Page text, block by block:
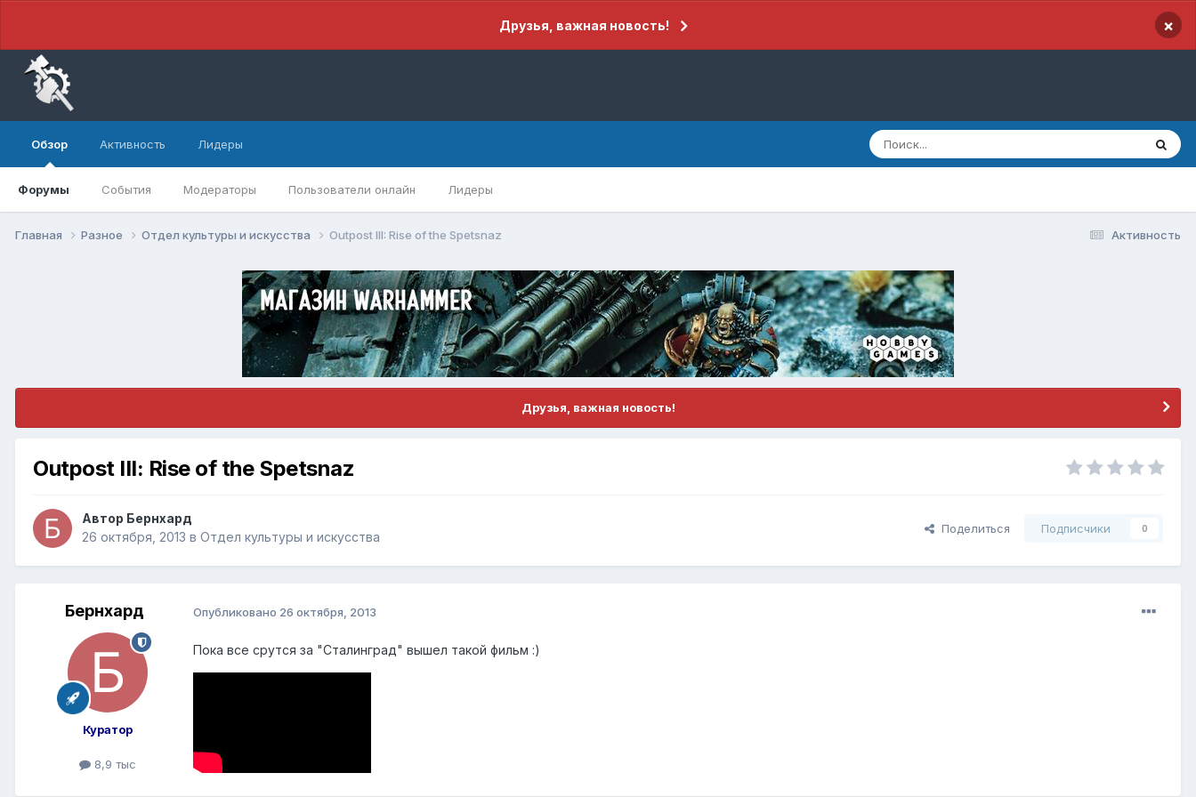
Друзья, важная новость! ×
Обзор
Форумы События Модераторы Пользователи онлайн Лидеры
Активность Лидеры
Активность
Главная Разное Отдел культуры и искусства Outpost III: Rise of the Spetsnaz
Друзья, важная новость!
Outpost III: Rise of the Spetsnaz
Автор Бернхард
26 октября, 2013 в Отдел культуры и искусства
Поделиться Подписчики 0
Бернхард
Куратор
8,9 тыс
Опубликовано 26 октября, 2013
Пока все срутся за "Сталинград" вышел такой фильм :)